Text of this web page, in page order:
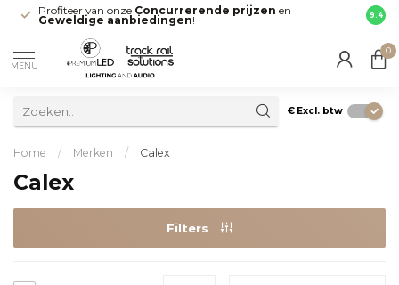
Profiteer van onze Concurrerende prijzen en
Geweldige aanbiedingen! direct
9.4
MENU
0
€ Excl. btw
Home / Merken / Calex
Calex
Filters